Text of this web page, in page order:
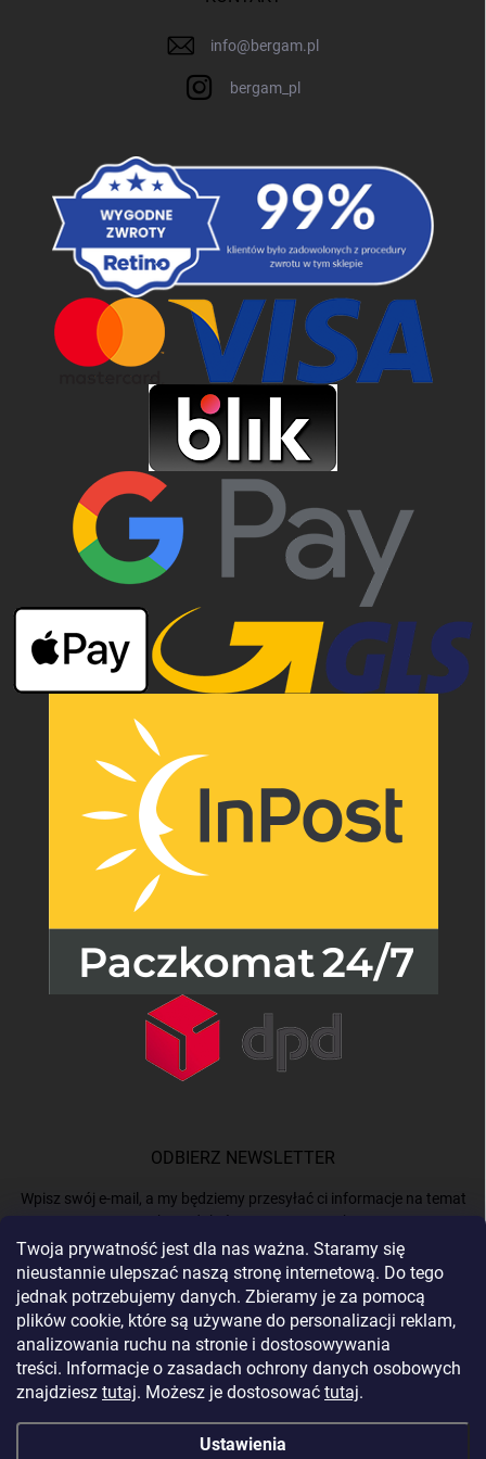
Twoja prywatność jest dla nas ważna. Staramy się
nieustannie ulepszać naszą stronę internetową. Do tego
jednak potrzebujemy danych. Zbieramy je za pomocą
plików cookie, które są używane do personalizacji reklam,
analizowania ruchu na stronie i dostosowywania
treści. Informacje o zasadach ochrony danych osobowych
znajdziesz tutaj. Możesz je dostosować tutaj.
Ustawienia
info@bergam.pl
bergam_pl
ODBIERZ NEWSLETTER
Wpisz swój e-mail, a my będziemy przesyłać ci informacje na temat
nowych produktów na naszym e-shop.
E-MAIL
Podając e-mail, akceptujeszpolitykę prywatności.
Zaloguj się